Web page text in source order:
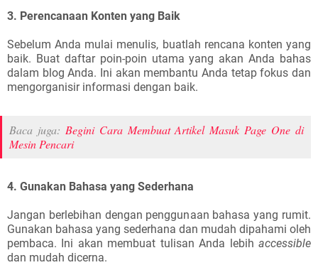
3. Perencanaan Konten yang Baik
Sebelum Anda mulai menulis, buatlah rencana konten yang
baik. Buat daftar poin-poin utama yang akan Anda bahas
dalam blog Anda. Ini akan membantu Anda tetap fokus dan
mengorganisir informasi dengan baik.
Baca juga: Begini Cara Membuat Artikel Masuk Page One di
Mesin Pencari
4. Gunakan Bahasa yang Sederhana
Jangan berlebihan dengan penggunaan bahasa yang rumit.
Gunakan bahasa yang sederhana dan mudah dipahami oleh
pembaca. Ini akan membuat tulisan Anda lebih accessible
dan mudah dicerna.